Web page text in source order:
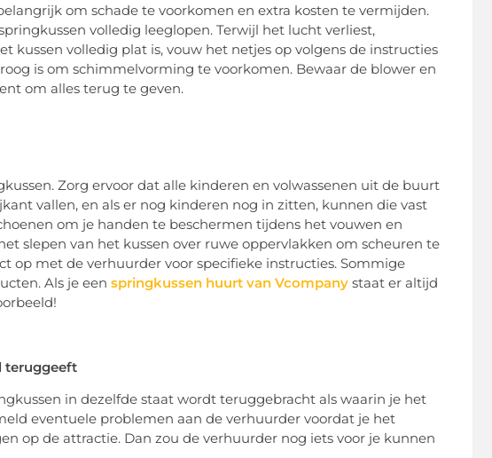
om schade te voorkomen en extra kosten te vermijden.
volledig leeglopen. Terwijl het lucht verliest,
kussen volledig plat is, vouw het netjes op volgens de instructies
is om schimmelvorming te voorkomen. Bewaar de blower en
om alles terug te geven.
Zorg ervoor dat alle kinderen en volwassenen uit de buurt
vallen, en als er nog kinderen nog in zitten, kunnen die vast
om je handen te beschermen tijdens het vouwen en
slepen van het kussen over ruwe oppervlakken om scheuren te
op met de verhuurder voor specifieke instructies. Sommige
Als je een springkussen huurt van Vcompany staat er altijd
teruggeeft
in dezelfde staat wordt teruggebracht als waarin je het
eventuele problemen aan de verhuurder voordat je het
op de attractie. Dan zou de verhuurder nog iets voor je kunnen